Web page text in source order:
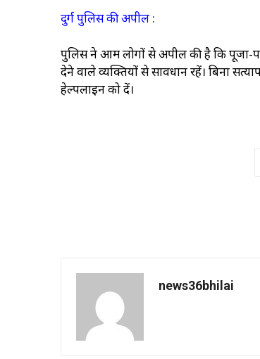
दुर्ग पुलिस की अपील :
पुलिस ने आम लोगों से अपील की है कि पूजा-
देने वाले व्यक्तियों से सावधान रहें। बिना
हेल्पलाइन को दें।
news36bhilai